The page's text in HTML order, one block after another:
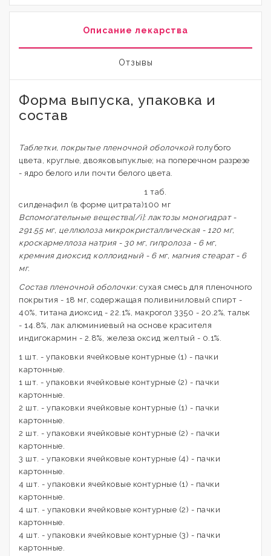
Описание лекарства
Отзывы
Форма выпуска, упаковка и
состав
Таблетки, покрытые пленочной оболочкойголубого
цвета, круглые, двояковыпуклые; на поперечном разрезе
- ядро белого или почти белого цвета.
1 таб.
силденафил (в форме цитрата)100 мг
Вспомогательные вещества[/i]: лактозы моногидрат -
291.55 мг, целлюлоза микрокристаллическая - 120 мг,
кроскармеллоза натрия - 30 мг, гипролоза - 6 мг,
кремния диоксид коллоидный - 6 мг, магния стеарат - 6
мг.
Состав пленочной оболочки:сухая смесь для пленочного
покрытия - 18 мг, содержащая поливиниловый спирт -
40%, титана диоксид - 22.1%, макрогол 3350 - 20.2%, тальк
- 14.8%, лак алюминиевый на основе красителя
индигокармин - 2.8%, железа оксид желтый - 0.1%.
1 шт. - упаковки ячейковые контурные (1) - пачки
картонные.
1 шт. - упаковки ячейковые контурные (2) - пачки
картонные.
2 шт. - упаковки ячейковые контурные (1) - пачки
картонные.
2 шт. - упаковки ячейковые контурные (2) - пачки
картонные.
3 шт. - упаковки ячейковые контурные (4) - пачки
картонные.
4 шт. - упаковки ячейковые контурные (1) - пачки
картонные.
4 шт. - упаковки ячейковые контурные (2) - пачки
картонные.
4 шт. - упаковки ячейковые контурные (3) - пачки
картонные.